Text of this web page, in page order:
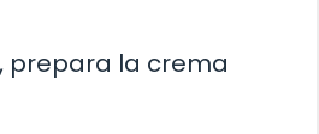
prepara la crema